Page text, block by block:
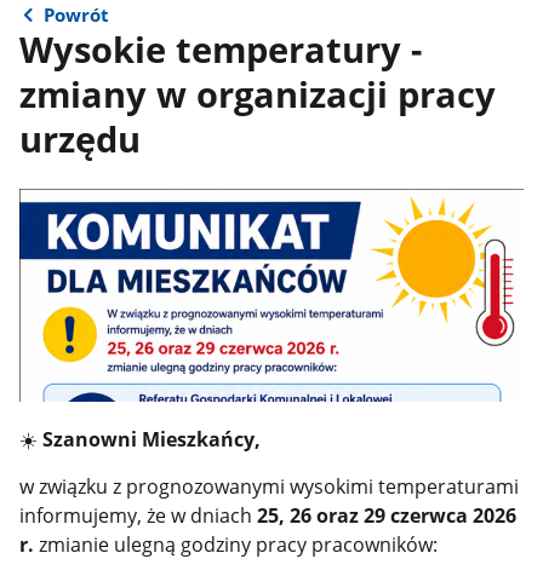
Powrót
Wysokie temperatury -
zmiany w organizacji pracy
urzędu
☀️ Szanowni Mieszkańcy,
w związku z prognozowanymi wysokimi temperaturami
informujemy, że w dniach 25, 26 oraz 29 czerwca 2026
r. zmianie ulegną godziny pracy pracowników: